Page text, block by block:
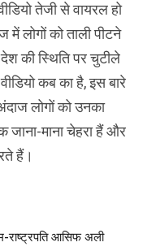
तेजी से वायरल हो
लोगों को ताली पीटने
की स्थिति पर चुटीले
कब का है, इस बारे
लोगों को उनका
जाना-माना चेहरा हैं और
हैं।
राष्ट्रपति आसिफ अली